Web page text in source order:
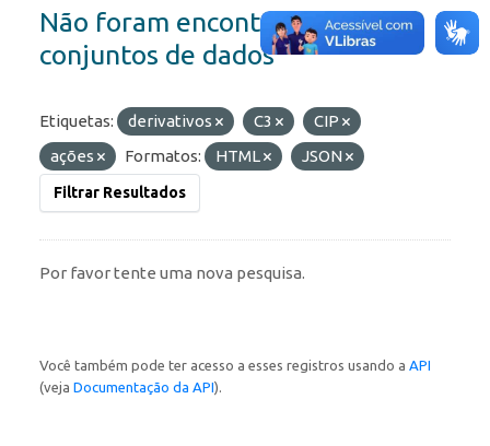
Não foram encontrados
conjuntos de dados
Etiquetas: derivativos C3
CIP
ações
Formatos: HTML JSON
Filtrar Resultados
Por favor tente uma nova pesquisa.
Você também pode ter acesso a esses registros usando a API
(veja Documentação da API).